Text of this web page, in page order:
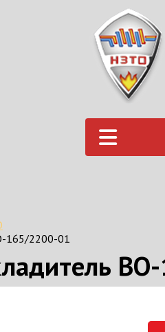
165/2200-01